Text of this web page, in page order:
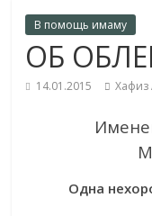
В помощь имаму
ОБ
14.01.2015 Хафиз
Одна